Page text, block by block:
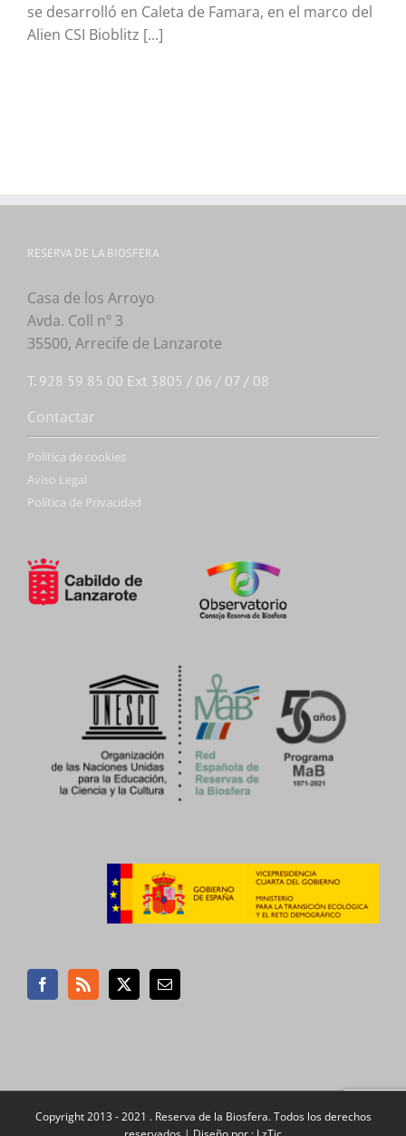
se desarrolló en Caleta de Famara, en el marco del
Alien CSI Bioblitz [...]
RESERVA DE LA BIOSFERA
Casa de los Arroyo
Avda. Coll nº 3
35500, Arrecife de Lanzarote
T. 928 59 85 00 Ext 3805 / 06 / 07 / 08
Contactar
Politica de cookies
Aviso Legal
Política de Privacidad
Copyright 2013 - 2021 . Reserva de la Biosfera. Todos los derechos